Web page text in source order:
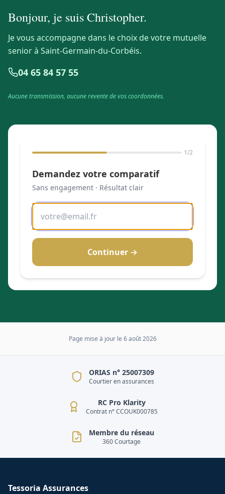
Bonjour, je suisChristopher.
Je vous accompagne dans le choix de votre mutuelle
senior à Saint-Germain-du-Corbéis.
04 65 84 57 55
Aucune transmission, aucune revente de vos coordonnées.
1/2
Demandez votre comparatif
Sans engagement · Résultat clair
Continuer →
Page mise à jour le 6 août 2026
ORIAS n° 25007309
Courtier en assurances
RC Pro Klarity
Contrat n° CCOUK000785
Membre du réseau
360 Courtage
Tessoria Assurances